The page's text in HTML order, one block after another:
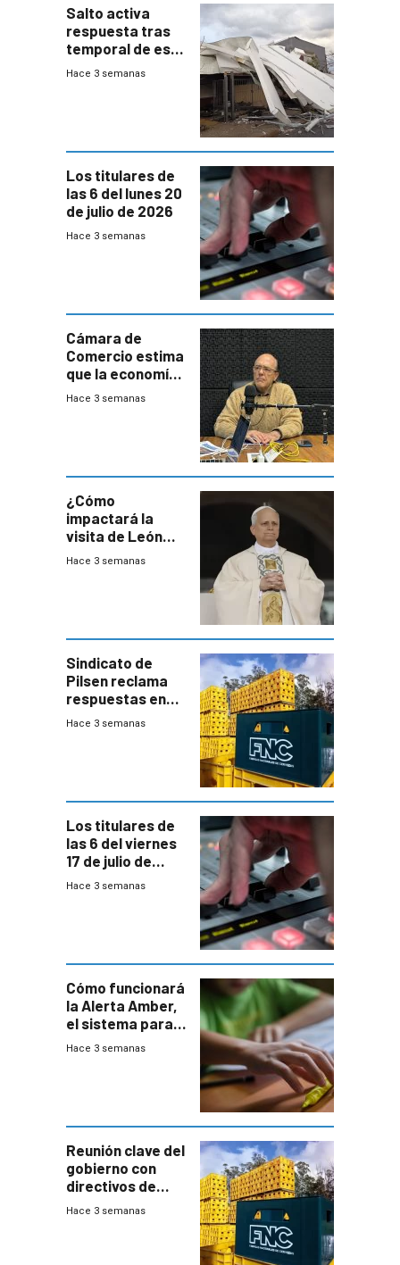
Salto activa
respuesta tras
temporal de este
sábado con
Hace 3 semanas
Los titulares de
las 6 del lunes 20
de julio de 2026
Hace 3 semanas
Cámara de
Comercio estima
que la economía
crecerá 1,6%
Hace 3 semanas
¿Cómo
impactará la
visita de León
XIV a Uruguay?
Hace 3 semanas
Sindicato de
Pilsen reclama
respuestas en
medio de
Hace 3 semanas
Los titulares de
las 6 del viernes
17 de julio de
2026
Hace 3 semanas
Cómo funcionará
la Alerta Amber,
el sistema para
la búsqueda
Hace 3 semanas
Reunión clave del
gobierno con
directivos de
Fábricas
Hace 3 semanas